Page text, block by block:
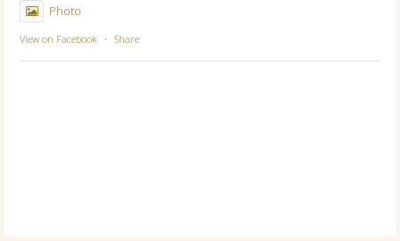
Photo
View on Facebook · Share